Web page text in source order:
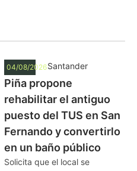
04/08/2026Santander
Piña propone
rehabilitar el antiguo
puesto del TUS en San
Fernando y convertirlo
en un baño público
Solicita que el local se